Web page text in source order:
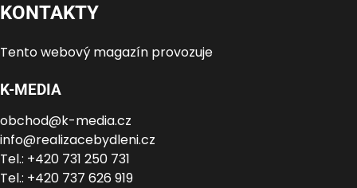
KONTAKTY
Tento webový magazín provozuje
K-MEDIA
obchod@k-media.cz
info@realizacebydleni.cz
Tel.: +420 731 250 731
Tel.: +420 737 626 919